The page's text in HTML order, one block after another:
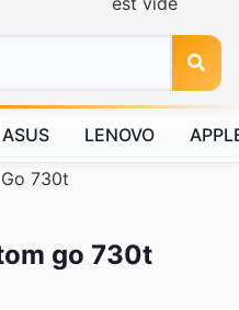
ASUS LENOVO
Go 730t
go 730t